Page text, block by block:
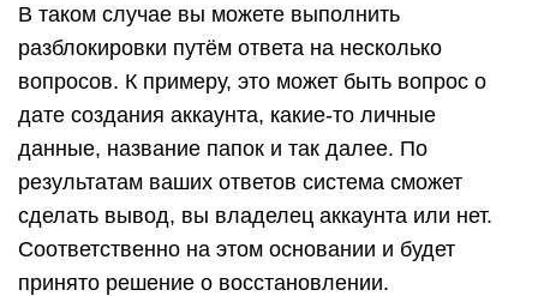
В таком случае вы можете выполнить
разблокировки путём ответа на несколько
вопросов. К примеру, это может быть вопрос о
дате создания аккаунта, какие-то личные
данные, название папок и так далее. По
результатам ваших ответов система сможет
сделать вывод, вы владелец аккаунта или нет.
Соответственно на этом основании и будет
принято решение о восстановлении.